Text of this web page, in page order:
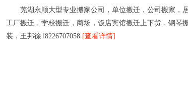
芜湖永顺大型专业搬家公司，单位搬迁，公司搬家，
工厂搬迁，学校搬迁，商场，饭店宾馆搬迁上下货，钢琴
装，王邦徐18226707058 [查看详情]